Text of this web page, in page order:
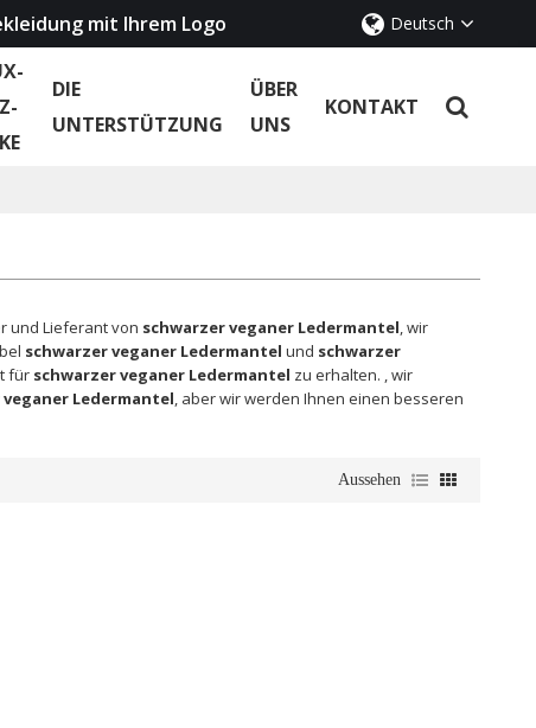
mit Ihrem Logo Deutsch
DIE
UNTERSTÜTZUNG
ÜBER
UNS
KONTAKT
und Lieferant von schwarzer veganer Ledermantel, wir
schwarzer veganer Ledermantel und schwarzer
für schwarzer veganer Ledermantel zu erhalten. , wir
Ledermantel, aber wir werden Ihnen einen besseren
Aussehen